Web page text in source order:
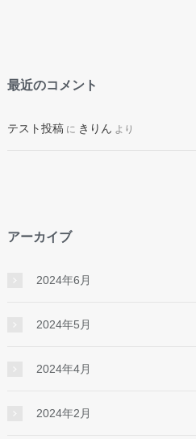
最近のコメント
テスト投稿 に きりん より
アーカイブ
2024年6月
2024年5月
2024年4月
2024年2月